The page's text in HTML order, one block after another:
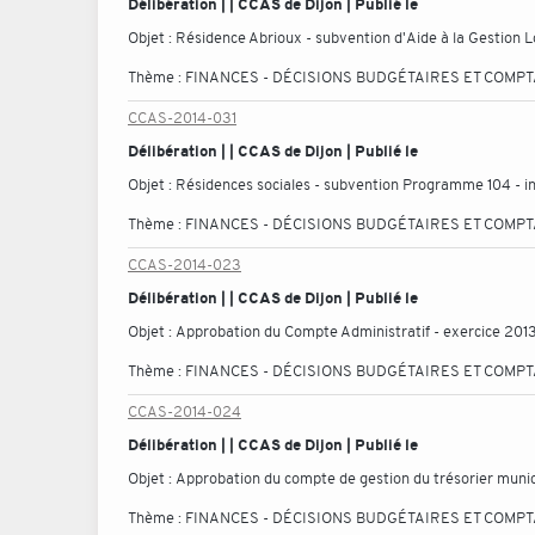
Délibération | | CCAS de Dijon | Publié le
Objet : Résidence Abrioux - subvention d'Aide à la Gestion
Thème : FINANCES - DÉCISIONS BUDGÉTAIRES ET
CCAS-2014-031
Délibération | | CCAS de Dijon | Publié le
Objet : Résidences sociales - subvention Programme 104
Thème : FINANCES - DÉCISIONS BUDGÉTAIRES ET
CCAS-2014-023
Délibération | | CCAS de Dijon | Publié le
Objet : Approbation du Compte Administratif - exercice
Thème : FINANCES - DÉCISIONS BUDGÉTAIRES ET
CCAS-2014-024
Délibération | | CCAS de Dijon | Publié le
Objet : Approbation du compte de gestion du trésorier
Thème : FINANCES - DÉCISIONS BUDGÉTAIRES ET